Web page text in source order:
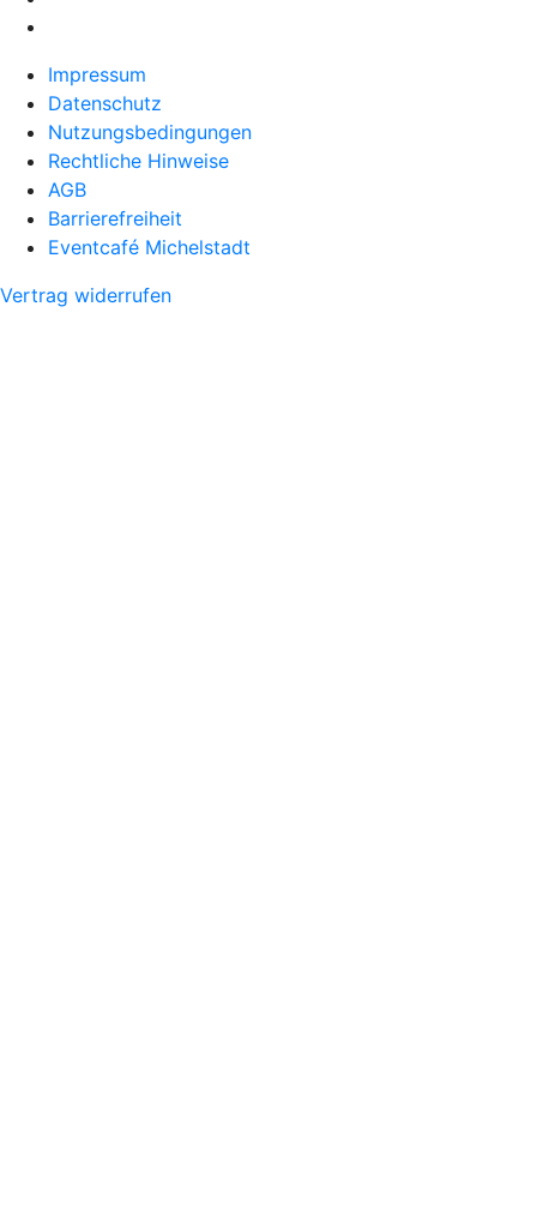
Impressum
Datenschutz
Nutzungsbedingungen
Rechtliche Hinweise
AGB
Barrierefreiheit
Eventcafé Michelstadt
Vertrag widerrufen